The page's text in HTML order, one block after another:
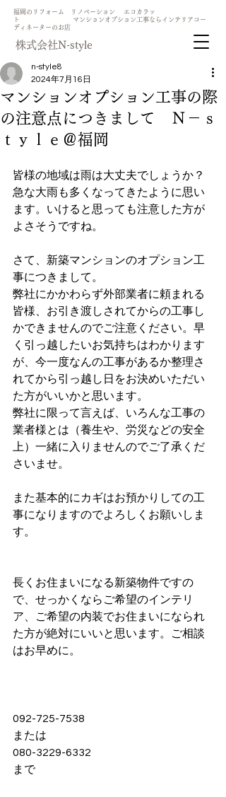
​福岡のリフォーム リノベーション エコカラッ
ト マンションオプション工事ならインテリアコー
ディネーターのお店
​株式会社N-style
マンションオプション工事の際
の注意点につきまして Ｎ－ｓ
ｔｙｌｅ＠福岡
n-style8
2024年7月16日
皆様の地域は雨は大丈夫でしょうか？
急な大雨も多くなってきたように思い
ます。いけると思っても注意した方が
よさそうですね。
さて、新築マンションのオプション工
事につきまして。
弊社にかかわらず外部業者に頼まれる
皆様、お引き渡しされてからの工事し
かできませんのでご注意ください。早
く引っ越したいお気持ちはわかります
が、今一度なんの工事があるか整理さ
れてから引っ越し日をお決めいただい
た方がいいかと思います。
弊社に限って言えば、いろんな工事の
業者様とは（養生や、労災などの安全
上）一緒に入りませんのでご了承くだ
さいませ。
また基本的にカギはお預かりしての工
事になりますのでよろしくお願いしま
す。
長くお住まいになる新築物件ですの
で、せっかくならご希望のインテリ
ア、ご希望の内装でお住まいになられ
た方が絶対にいいと思います。ご相談
はお早めに。
092-725-7538
または
080-3229-6332
まで